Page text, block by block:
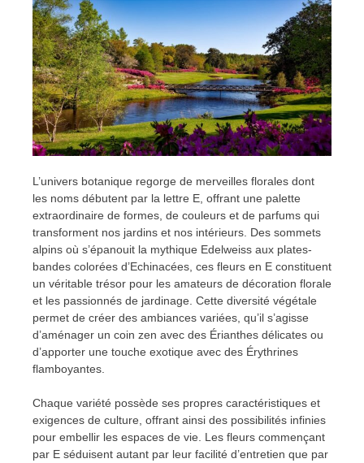
L’univers botanique regorge de merveilles florales dont
les noms débutent par la lettre E, offrant une palette
extraordinaire de formes, de couleurs et de parfums qui
transforment nos jardins et nos intérieurs. Des sommets
alpins où s’épanouit la mythique Edelweiss aux plates-
bandes colorées d’Echinacées, ces fleurs en E constituent
un véritable trésor pour les amateurs de décoration florale
et les passionnés de jardinage. Cette diversité végétale
permet de créer des ambiances variées, qu’il s’agisse
d’aménager un coin zen avec des Érianthes délicates ou
d’apporter une touche exotique avec des Érythrines
flamboyantes.
Chaque variété possède ses propres caractéristiques et
exigences de culture, offrant ainsi des possibilités infinies
pour embellir les espaces de vie. Les fleurs commençant
par E séduisent autant par leur facilité d’entretien que par